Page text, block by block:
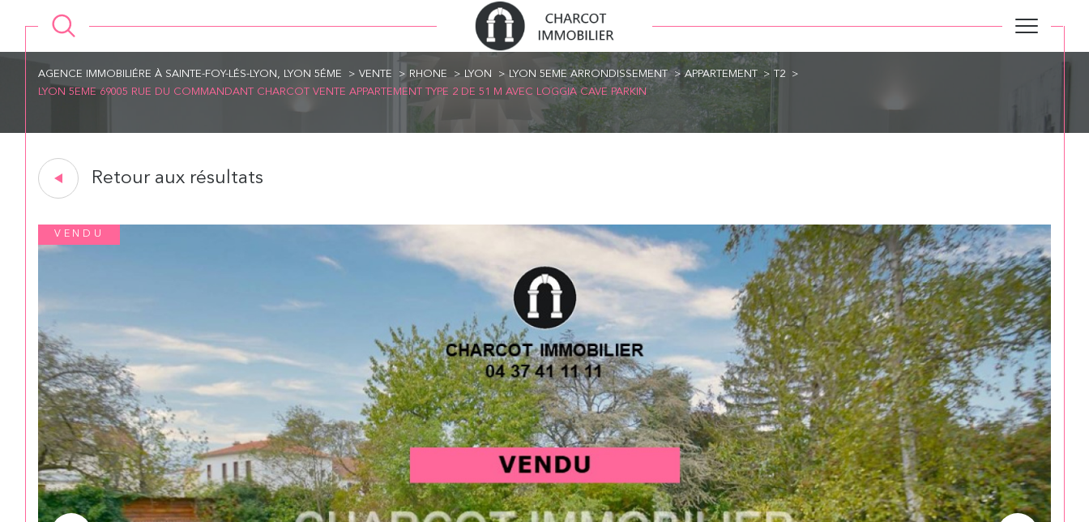
AGENCE IMMOBILIÉRE À SAINTE-FOY-LÉS-LYON, LYON 5ÉME VENTE RHONE LYON LYON 5EME ARRONDISSEMENT APPARTEMENT
T2
LYON 5EME 69005 RUE DU COMMANDANT CHARCOT VENTE APPARTEMENT TYPE 2 DE 51 M AVEC LOGGIA CAVE PARKIN
Retour aux résultats
VENDU